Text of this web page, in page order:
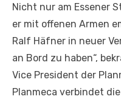
Nicht nur am Essener
er mit offenen Armen
Ralf Häfner in neuer
an Bord zu haben“,
Vice President der
Planmeca verbindet